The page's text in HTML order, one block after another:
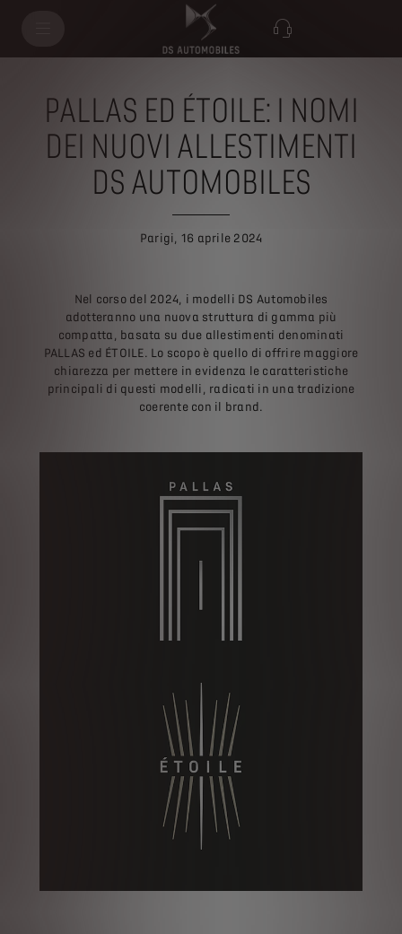
PALLAS ED ÉTOILE: I NOMI
DEI NUOVI ALLESTIMENTI
DS AUTOMOBILES
Parigi, 16 aprile 2024
Nel corso del 2024, i modelli DS Automobiles
adotteranno una nuova struttura di gamma più
compatta, basata su due allestimenti denominati
PALLAS ed ÉTOILE. Lo scopo è quello di offrire maggiore
chiarezza per mettere in evidenza le caratteristiche
principali di questi modelli, radicati in una tradizione
coerente con il brand.